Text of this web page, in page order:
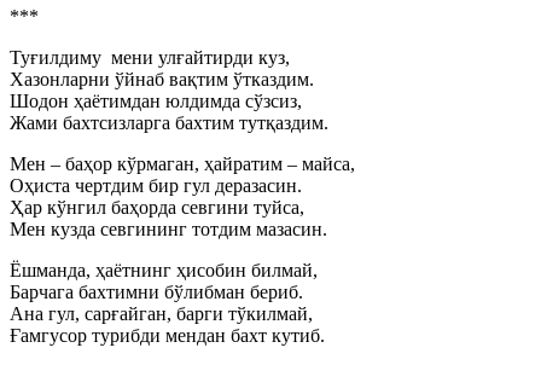
***
Туғилдиму мени улғайтирди куз,
Хазонларни ўйнаб вақтим ўтказдим.
Шодон ҳаётимдан юлдимда сўзсиз,
Жами бахтсизларга бахтим тутқаздим.
Мен – баҳор кўрмаган, ҳайратим – майса,
Оҳиста чертдим бир гул деразасин.
Ҳар кўнгил баҳорда севгини туйса,
Мен кузда севгининг тотдим мазасин.
Ёшманда, ҳаётнинг ҳисобин билмай,
Барчага бахтимни бўлибман бериб.
Ана гул, сарғайган, барги тўкилмай,
Ғамгусор турибди мендан бахт кутиб.